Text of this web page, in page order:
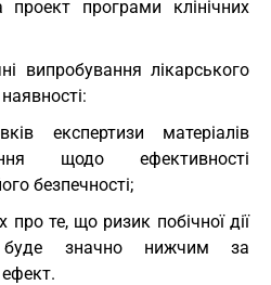
проект програми клінічних
випробування лікарського
експертизи матеріалів
щодо ефективності
безпечності;
про те, що ризик побічної дії
буде значно нижчим за